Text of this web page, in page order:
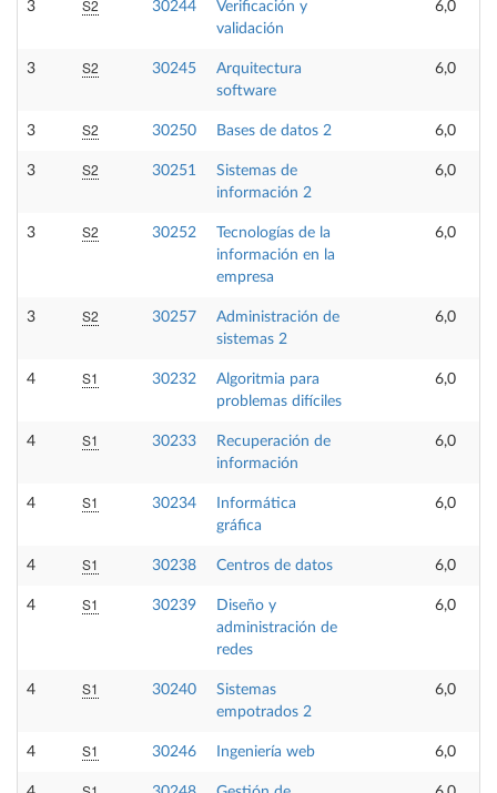
3 S2 30244
Verificación y
validación
6,0
3 S2 30245
Arquitectura
software
6,0
3 S2 30250 Bases de datos 2 6,0
3 S2 30251
Sistemas de
información 2
6,0
3 S2 30252
Tecnologías de la
información en la
empresa
6,0
3 S2 30257
Administración de
sistemas 2
6,0
4 S1 30232
Algoritmia para
problemas difíciles
6,0
4 S1 30233
Recuperación de
información
6,0
4 S1 30234
Informática
gráfica
6,0
4 S1 30238 Centros de datos 6,0
4 S1 30239
Diseño y
administración de
redes
6,0
4 S1 30240
Sistemas
empotrados 2
6,0
4 S1 30246 Ingeniería web 6,0